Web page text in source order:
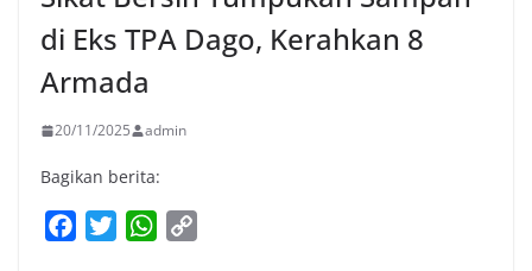
di Eks TPA Dago, Kerahkan 8
Armada
20/11/2025 admin
Bagikan berita:
W